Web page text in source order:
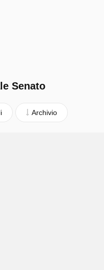
Senato
Archivio